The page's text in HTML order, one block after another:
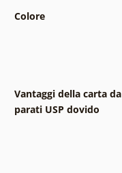
Colore
Vantaggi della carta da
parati USP dovido